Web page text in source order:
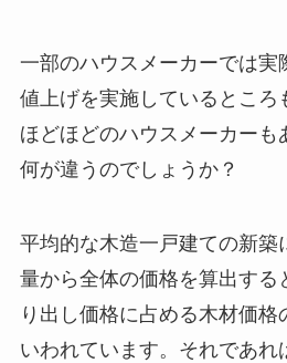
一部のハウスメーカーでは実
値上げを実施しているところ
ほどほどのハウスメーカーも
何が違うのでしょうか？
平均的な木造一戸建ての新築
量から全体の価格を算出する
り出し価格に占める木材価格
いわれています。それであれ